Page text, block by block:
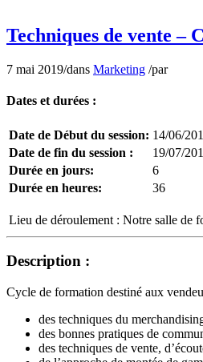
Techniques de vente –
7 mai 2019/dans Marketing /par
Dates et durées :
Date de Début du session: 14/06/
Date de fin du session :
19/07/
Durée en jours:
6
Durée en heures:
36
Lieu de déroulement : Notre salle de
Description :
Cycle de formation destiné aux
des techniques du
des bonnes pratiques de
des techniques de vente,